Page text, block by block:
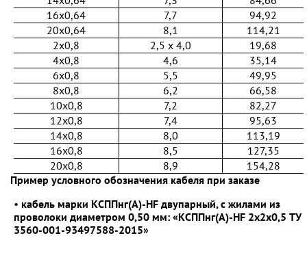
16x0,64
7,7
94,92
20x0,64
8,1
114,21
2x0,8
2,5 х 4,0
19,68
4x0,8
4,6
35,14
6x0,8
5,5
49,95
8x0,8
6,2
66,58
10x0,8
7,2
82,27
12x0,8
7,4
95,63
14x0,8
8,0
113,19
16x0,8
8,5
127,35
20x0,8
8,9
154,28
Пример условного обозначения кабеля при заказе
• кабель марки КСППнг(А)-HF двупарный, с жилами из
проволоки диаметром 0,50 мм: «КСППнг(А)-HF 2x2x0,5 ТУ
3560-001-93497588-2015»